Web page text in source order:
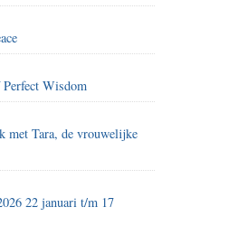
Wisdom
met Tara, de vrouwelijke
22 januari t/m 17